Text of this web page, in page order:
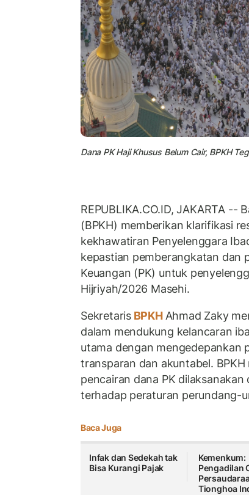
Dana PK Haji Khusus Belum Cair, BPKH
REPUBLIKA.CO.ID, JAKARTA --
(BPKH) memberikan klarifikasi
kekhawatiran Penyelenggara
kepastian pemberangkatan dan
Keuangan (PK) untuk
Hijriyah/2026 Masehi.
SekretarisBPKH Ahmad Zaky
dalam mendukung kelancaran
utama dengan mengedepankan
transparan dan akuntabel.
pencairan dana PK
terhadap peraturan perundang-
Baca Juga
Infak dan Sedekah tak
Bisa Kurangi Pajak
Kemenkum:
Pengadilan
Tionghoa